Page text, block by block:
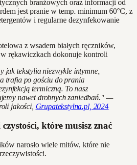
branżowych oraz informacji od
jest pranie w temp. minimum 60°C, z
i regularne dezynfekowanie
jak tekstylia niezwykle intymne,
trafia po gościu do prania
termiczną. To nasz
nawet drobnych zaniedbań." —
jakości, Grupatekstylna.pl, 2024
które musisz znać
narosło wiele mitów, które nie